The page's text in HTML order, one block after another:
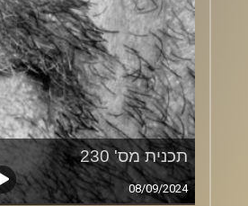
תכנית מס' 230
08/09/2024